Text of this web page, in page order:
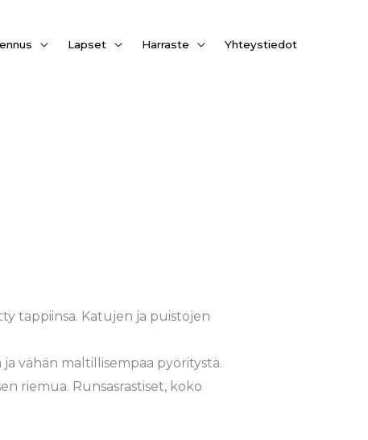
Lapset Harraste Yhteystiedot
tappiinsa. Katujen ja puistojen
vähän maltillisempaa pyöritystä.
riemua. Runsasrastiset, koko